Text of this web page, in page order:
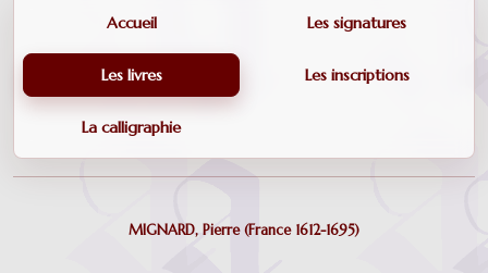
Accueil Les signatures
Les livres Les inscriptions
La calligraphie
MIGNARD, Pierre (France 1612-1695)